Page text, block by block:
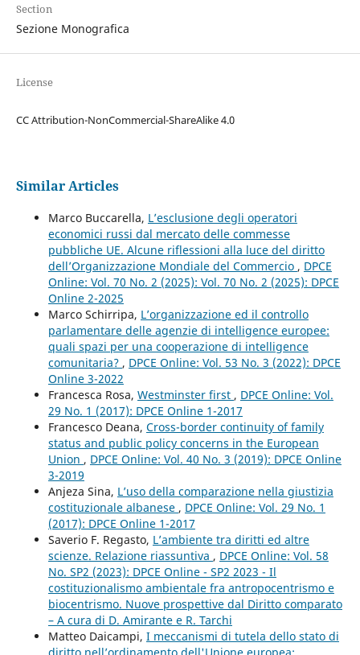
Section
Sezione Monografica
License
CC Attribution-NonCommercial-ShareAlike 4.0
Similar Articles
Marco Buccarella, L’esclusione degli operatori
economici russi dal mercato delle commesse
pubbliche UE. Alcune riflessioni alla luce del diritto
dell’Organizzazione Mondiale del Commercio , DPCE
Online: Vol. 70 No. 2 (2025): Vol. 70 No. 2 (2025): DPCE
Online 2-2025
Marco Schirripa, L’organizzazione ed il controllo
parlamentare delle agenzie di intelligence europee:
quali spazi per una cooperazione di intelligence
comunitaria? , DPCE Online: Vol. 53 No. 3 (2022): DPCE
Online 3-2022
Francesca Rosa, Westminster first , DPCE Online: Vol.
29 No. 1 (2017): DPCE Online 1-2017
Francesco Deana, Cross-border continuity of family
status and public policy concerns in the European
Union , DPCE Online: Vol. 40 No. 3 (2019): DPCE Online
3-2019
Anjeza Sina, L’uso della comparazione nella giustizia
costituzionale albanese , DPCE Online: Vol. 29 No. 1
(2017): DPCE Online 1-2017
Saverio F. Regasto, L’ambiente tra diritti ed altre
scienze. Relazione riassuntiva , DPCE Online: Vol. 58
No. SP2 (2023): DPCE Online - SP2 2023 - Il
costituzionalismo ambientale fra antropocentrismo e
biocentrismo. Nuove prospettive dal Diritto comparato
– A cura di D. Amirante e R. Tarchi
Matteo Daicampi, I meccanismi di tutela dello stato di